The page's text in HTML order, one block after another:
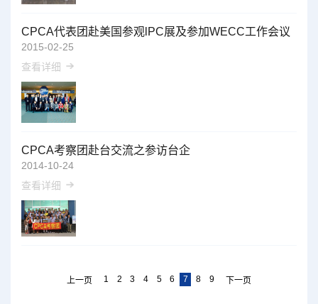
CPCA代表团赴美国参观lPC展及参加WECC工作会议
2015-02-25
查看详细
CPCA考察团赴台交流之参访台企
2014-10-24
查看详细
上一页 1 2 3 4 5 6 7 8 9 下一页